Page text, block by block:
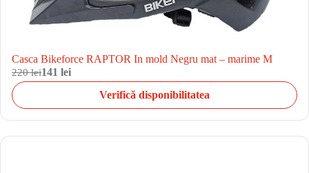
Casca Bikeforce RAPTOR In mold Negru mat – marime M
220 lei141 lei
Verifică disponibilitatea